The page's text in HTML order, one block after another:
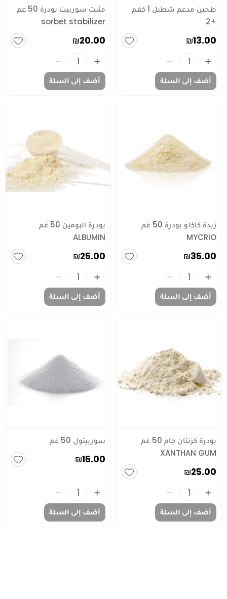
طحين مدعم شطبل 1 كغم
+2
₪13.00
أضف إلى السلة
مثبت سوربيت بودرة 50 غم
sorbet stabilizer
₪20.00
أضف إلى السلة
زبدة كاكاو بودرة 50 غم
MYCRIO
₪35.00
أضف إلى السلة
بودرة البومين 50 غم
ALBUMIN
₪25.00
أضف إلى السلة
بودرة كزنثان جام 50 غم
XANTHAN GUM
₪25.00
أضف إلى السلة
سوربيتول 50 غم
₪15.00
أضف إلى السلة